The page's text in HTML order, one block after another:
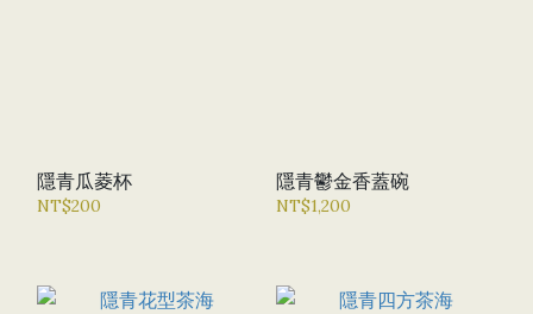
隱青瓜菱杯
NT$200
隱青鬱金香蓋碗
NT$1,200